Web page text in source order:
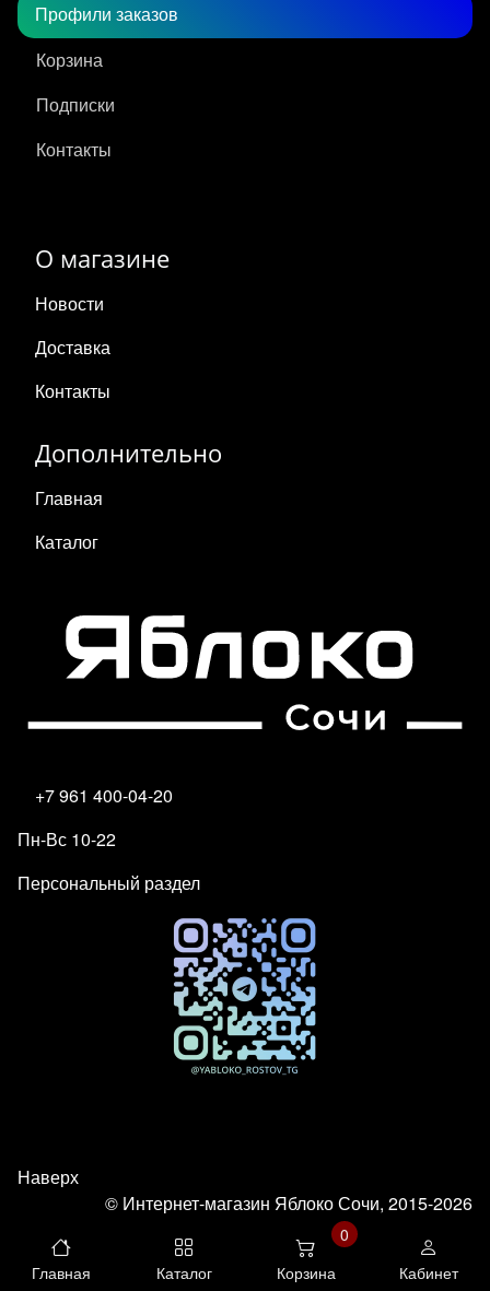
Профили заказов
Корзина
Подписки
Контакты
О магазине
Новости
Доставка
Контакты
Дополнительно
Главная
Каталог
+7 961 400-04-20
Пн-Вс 10-22
Персональный раздел
Наверх
© Интернет-магазин Яблоко Сочи, 2015-2026
Главная Каталог
0
Корзина
Кабинет